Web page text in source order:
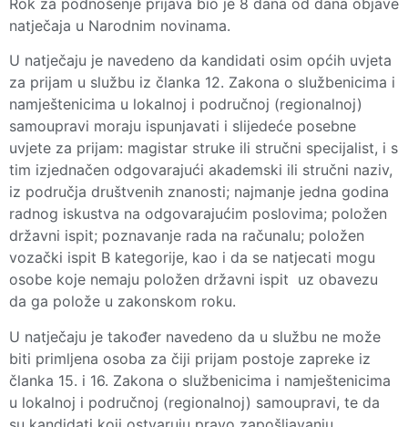
natječaja u Narodnim novinama.
U natječaju je navedeno da kandidati osim općih uvjeta
za prijam u službu iz članka 12. Zakona o službenicima i
namještenicima u lokalnoj i područnoj (regionalnoj)
samoupravi moraju ispunjavati i slijedeće posebne
uvjete za prijam: magistar struke ili stručni specijalist, i s
tim izjednačen odgovarajući akademski ili stručni naziv,
iz područja društvenih znanosti; najmanje jedna godina
radnog iskustva na odgovarajućim poslovima; položen
državni ispit; poznavanje rada na računalu; položen
vozački ispit B kategorije, kao i da se natjecati mogu
osobe koje nemaju položen državni ispit uz obavezu
da ga polože u zakonskom roku.
U natječaju je također navedeno da u službu ne može
biti primljena osoba za čiji prijam postoje zapreke iz
članka 15. i 16. Zakona o službenicima i namještenicima
u lokalnoj i područnoj (regionalnoj) samoupravi, te da